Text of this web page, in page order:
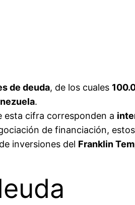
de deuda, de los cuales
.
esta cifra corresponden a
de financiación,
inversiones del Franklin